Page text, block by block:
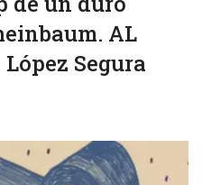
AL
López Segura